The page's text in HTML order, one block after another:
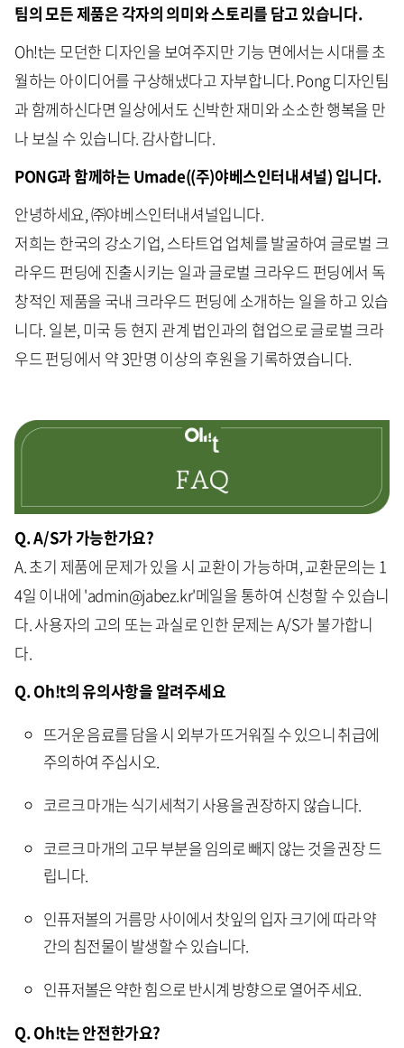
팀의 모든 제품은 각자의 의미와 스토리를 담고 있습니다.
Oh!t는 모던한 디자인을 보여주지만 기능 면에서는 시대를 초
월하는 아이디어를 구상해냈다고 자부합니다. Pong 디자인팀
과 함께하신다면 일상에서도 신박한 재미와 소소한 행복을 만
나 보실 수 있습니다. 감사합니다.
PONG과 함께하는 Umade((주)야베스인터내셔널) 입니다.
안녕하세요, ㈜야베스인터내셔널입니다.
저희는 한국의 강소기업, 스타트업 업체를 발굴하여 글로벌 크
라우드 펀딩에 진출시키는 일과 글로벌 크라우드 펀딩에서 독
창적인 제품을 국내 크라우드 펀딩에 소개하는 일을 하고 있습
니다. 일본, 미국 등 현지 관계 법인과의 협업으로 글로벌 크라
우드 펀딩에서 약 3만명 이상의 후원을 기록하였습니다.
Q. A/S가 가능한가요?
A. 초기 제품에 문제가 있을 시 교환이 가능하며, 교환문의는 1
4일 이내에 'admin@jabez.kr'메일을 통하여 신청할 수 있습니
다. 사용자의 고의 또는 과실로 인한 문제는 A/S가 불가합니
다.
Q. Oh!t의 유의사항을 알려주세요
뜨거운 음료를 담을 시 외부가 뜨거워질 수 있으니 취급에
주의하여 주십시오.
코르크 마개는 식기세척기 사용을 권장하지 않습니다.
코르크 마개의 고무 부분을 임의로 빼지 않는 것을 권장 드
립니다.
인퓨저볼의 거름망 사이에서 찻잎의 입자 크기에 따라 약
간의 침전물이 발생할 수 있습니다.
인퓨저볼은 약한 힘으로 반시계 방향으로 열어주세요.
Q. Oh!t는 안전한가요?